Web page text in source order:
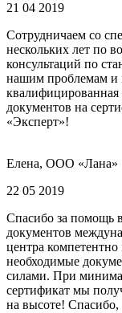
21 04 2019
Сотрудничаем со
нескольких лет по
консультаций по
нашим проблемам и
документов на
«Эксперт»!
Елена, ООО «Лана»
22 05 2019
Спасибо за помощь
документов
центра
необходимые
силами. При
сертификат мы
на высоте! Спасибо,